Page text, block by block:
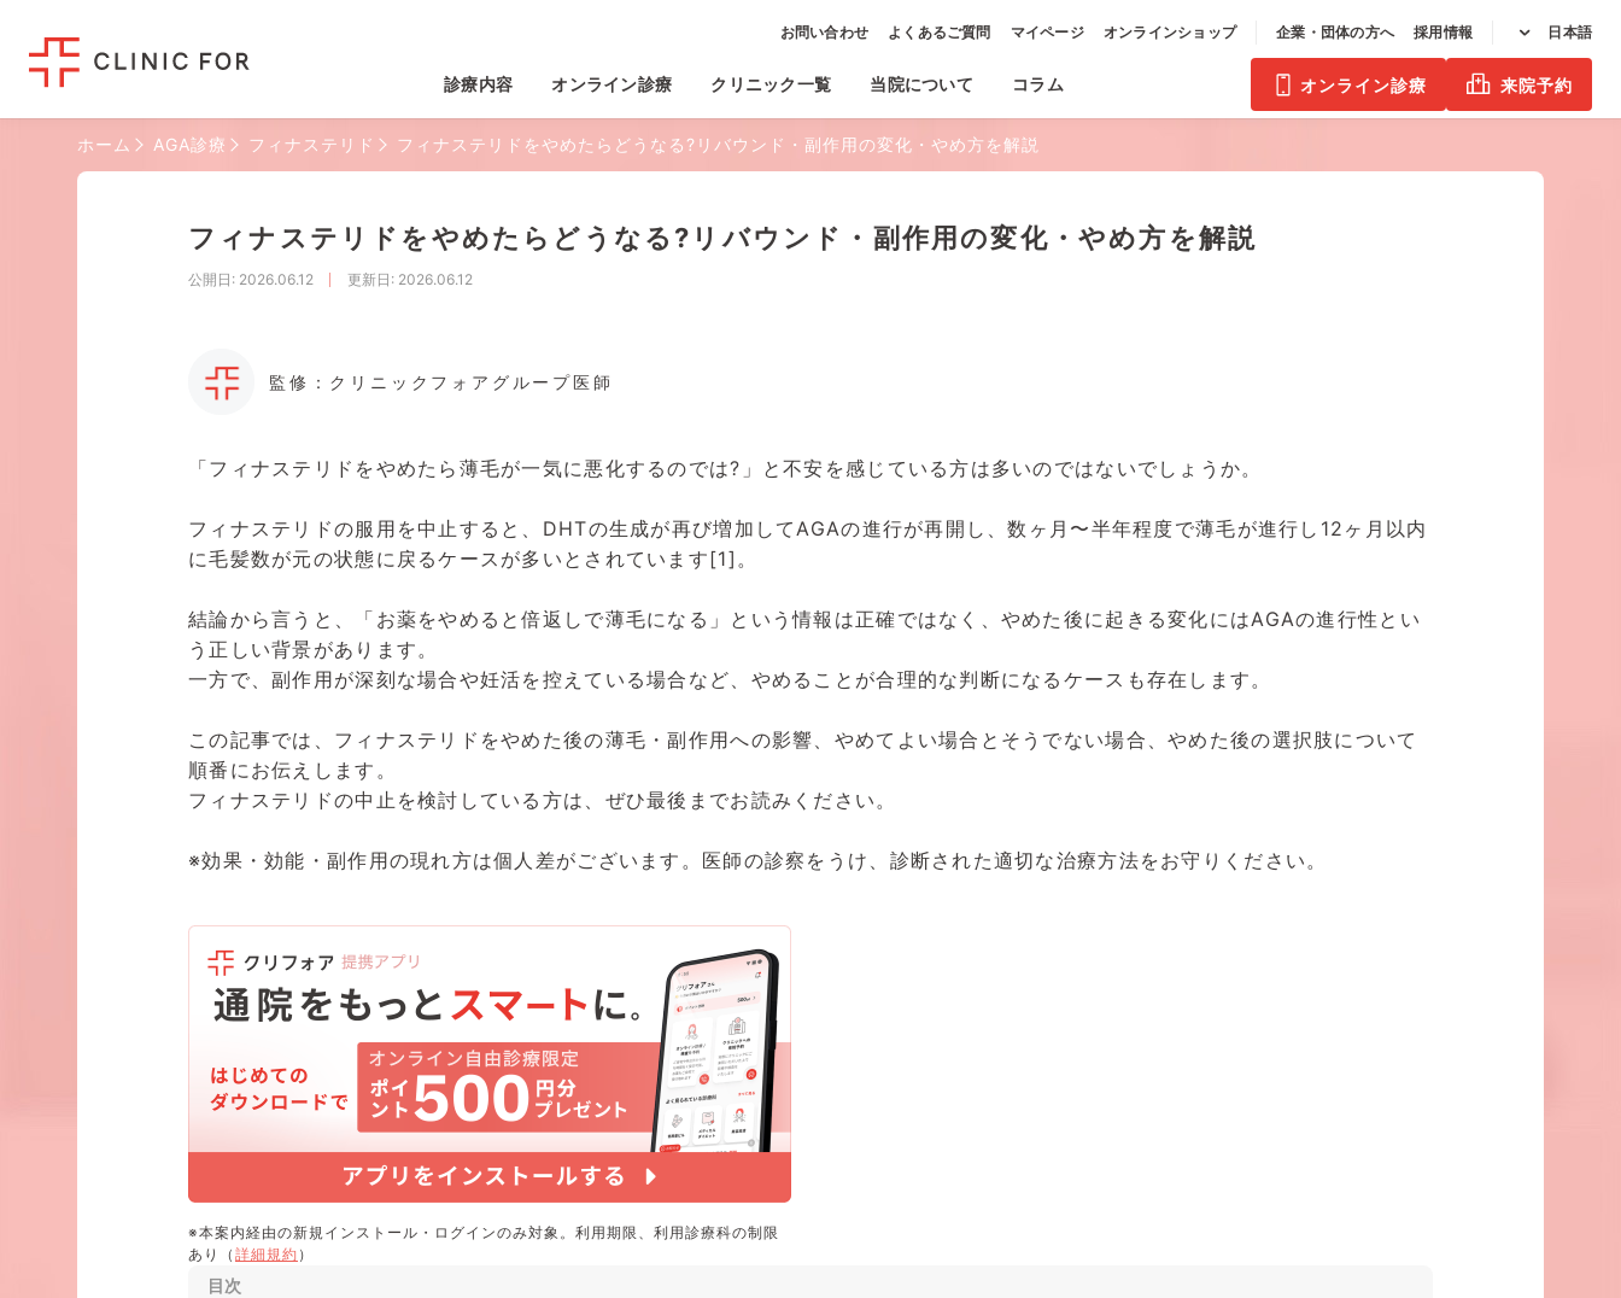
診療内容 オンライン診療 クリニック一覧 当院について コラム
お問い合わせ よくあるご質問 マイページ オンラインショップ 企業・団体の方へ 採用情報 日本語
来院予約
オンライン診療
ホーム AGA診療 フィナステリド フィナステリドをやめたらどうなる?リバウンド・副作用の変化・やめ方を解説
フィナステリドをやめたらどうなる?リバウンド・副作用の変化・やめ方を解説
公開日 : 2026.06.12 更新日 : 2026.06.12
監修：クリニックフォアグループ医師
「フィナステリドをやめたら薄毛が一気に悪化するのでは?」と不安を感じている方は多いのではないでしょうか。
フィナステリドの服用を中止すると、DHTの生成が再び増加してAGAの進行が再開し、数ヶ月〜半年程度で薄毛が進行し12ヶ月以内
に毛髪数が元の状態に戻るケースが多いとされています[1]。
結論から言うと、「お薬をやめると倍返しで薄毛になる」という情報は正確ではなく、やめた後に起きる変化にはAGAの進行性とい
う正しい背景があります。
一方で、副作用が深刻な場合や妊活を控えている場合など、やめることが合理的な判断になるケースも存在します。
この記事では、フィナステリドをやめた後の薄毛・副作用への影響、やめてよい場合とそうでない場合、やめた後の選択肢について
順番にお伝えします。
フィナステリドの中止を検討している方は、ぜひ最後までお読みください。
※効果・効能・副作用の現れ方は個人差がございます。医師の診察をうけ、診断された適切な治療方法をお守りください。
※本案内経由の新規インストール・ログインのみ対象。利用期限、利用診療科の制限
あり（ 詳細規約 ）
目次